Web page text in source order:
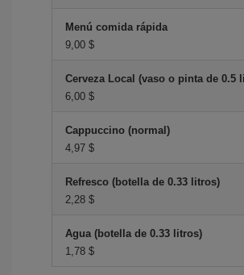
Menú comida rápida
9,00 $
Cerveza Local (vaso o pinta de 0.5
6,00 $
Cappuccino (normal)
4,97 $
Refresco (botella de 0.33 litros)
2,28 $
Agua (botella de 0.33 litros)
1,78 $